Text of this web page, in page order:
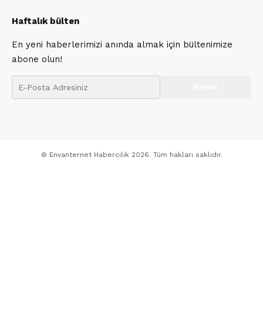
Haftalık bülten
En yeni haberlerimizi anında almak için bültenimize
abone olun!
© Envanternet Habercilik 2026. Tüm hakları saklıdır.